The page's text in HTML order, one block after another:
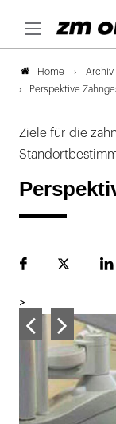
Home Archiv
Perspektive
Ziele für die
FacebookPlattform
>